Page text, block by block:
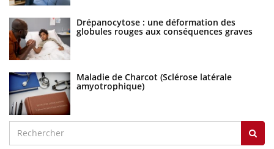
Drépanocytose : une déformation des
globules rouges aux conséquences graves
Maladie de Charcot (Sclérose latérale
amyotrophique)